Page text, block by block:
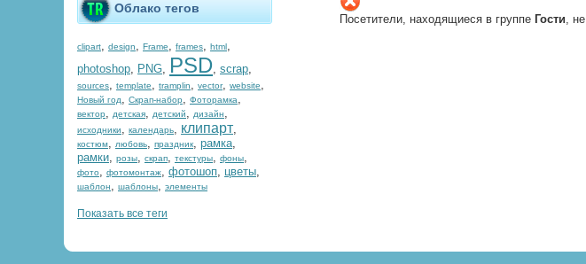
Облако тегов
clipart, design, Frame, frames, html,
photoshop, PNG, PSD, scrap,
sources, template, tramplin, vector, website,
Новый год, Скрап-набор, Фоторамка,
вектор, детская, детский, дизайн,
исходники, календарь, клипарт,
костюм, любовь, праздник, рамка,
рамки, розы, скрап, текстуры, фоны,
фото, фотомонтаж, фотошоп, цветы,
шаблон, шаблоны, элементы
Показать все теги
Посетители, находящиеся в группе Гости,